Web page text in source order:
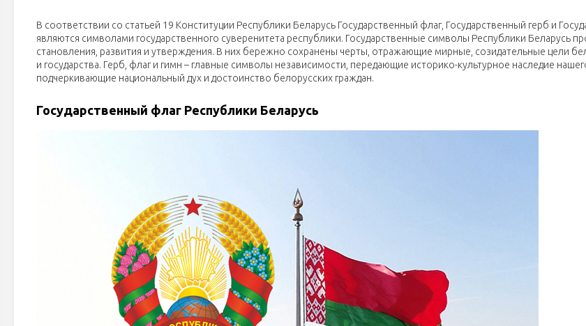
В соответствии со статьей 19 Конституции Республики Беларусь Государственный флаг, Государственный герб и
являются символами государственного суверенитета республики. Государственные символы Республики Беларусь
становления, развития и утверждения. В них бережно сохранены черты, отражающие мирные, созидательные цели
и государства. Герб, флаг и гимн – главные символы независимости, передающие историко-культурное наследие
подчеркивающие национальный дух и достоинство белорусских граждан.
Государственный флаг Республики Беларусь